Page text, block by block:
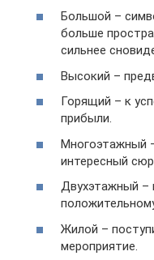
Большой –
больше
сильнее
Высокий –
Горящий – к
прибыли.
Многоэтажный
интересный
Двухэтажный –
Жилой –
мероприятие.